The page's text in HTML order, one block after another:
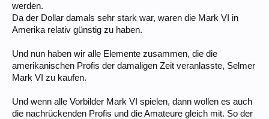
werden.
Da der Dollar damals sehr stark war, waren die Mark VI in
Amerika relativ günstig zu haben.
Und nun haben wir alle Elemente zusammen, die die
amerikanischen Profis der damaligen Zeit veranlasste, Selmer
Mark VI zu kaufen.
Und wenn alle Vorbilder Mark VI spielen, dann wollen es auch
die nachrückenden Profis und die Amateure gleich mit. So der